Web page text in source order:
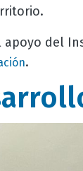
apoyo del
.